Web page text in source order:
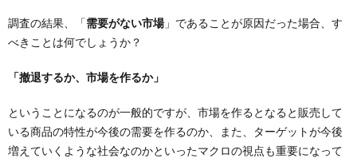
調査の結果、「需要がない市場」であることが原因だった場合、す
べきことは何でしょうか？
「撤退するか、市場を作るか」
ということになるのが一般的ですが、市場を作るとなると販売して
いる商品の特性が今後の需要を作るのか、また、ターゲットが今後
増えていくような社会なのかといったマクロの視点も重要になって